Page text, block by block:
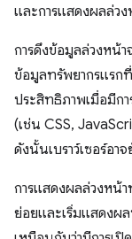
และการแสดงผลล่วง
การดึงข้อมูลล่วงหน้า
ข้อมูลทรัพยากรแรก
ประสิทธิภาพเมื่อมีก
(เช่น CSS,
ดังนั้นเบราว์เซอร์อา
การแสดงผลล่วงหน้
ย่อยและเริ่มแสดงผ